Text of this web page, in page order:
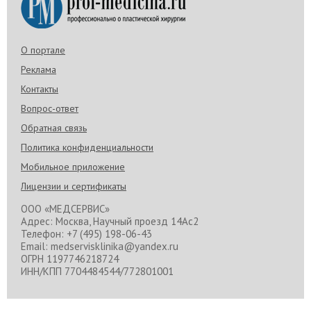
О портале
Реклама
Контакты
Вопрос-ответ
Обратная связь
Политика конфиденциальности
Мобильное приложение
Лицензии и сертификаты
ООО «МЕДСЕРВИС»
Адрес: Москва, Научный проезд 14Ас2
Телефон: +7 (495) 198-06-43
Email: medservisklinika@yandex.ru
ОГРН 1197746218724
ИНН/КПП 7704484544/772801001